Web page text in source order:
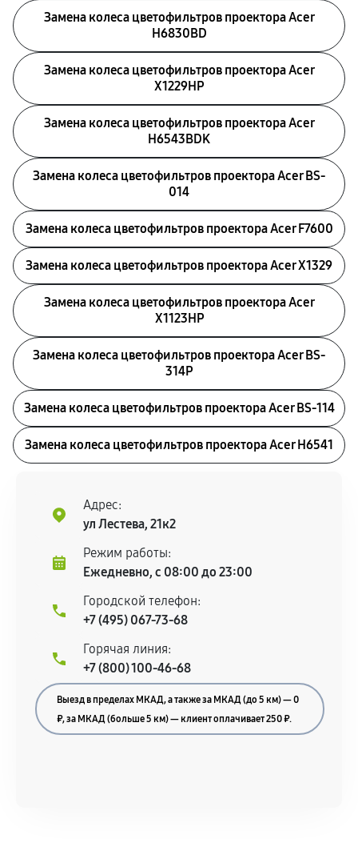
Замена колеса цветофильтров проектора Acer
H6830BD
Замена колеса цветофильтров проектора Acer
X1229HP
Замена колеса цветофильтров проектора Acer
H6543BDK
Замена колеса цветофильтров проектора Acer BS-
014
Замена колеса цветофильтров проектора Acer F7600
Замена колеса цветофильтров проектора Acer X1329
Замена колеса цветофильтров проектора Acer
X1123HP
Замена колеса цветофильтров проектора Acer BS-
314P
Замена колеса цветофильтров проектора Acer BS-114
Замена колеса цветофильтров проектора Acer H6541
Адрес:
ул Лестева, 21к2
Режим работы:
Ежедневно, с 08:00 до 23:00
Городской телефон:
+7 (495) 067-73-68
Горячая линия:
+7 (800) 100-46-68
Выезд в пределах МКАД, а также за МКАД (до 5 км) — 0
₽, за МКАД (больше 5 км) — клиент оплачивает 250 ₽.